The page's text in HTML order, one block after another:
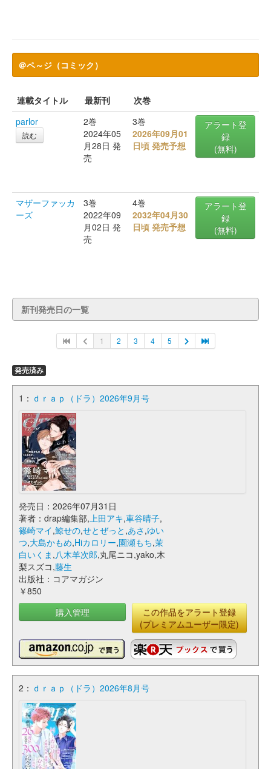
＠ペ～ジ（コミック）
連載タイトル 最新刊
次巻
parlor
読む
2巻
2024年05
月28日 発
売
3巻
2026年09月01
日頃 発売予想
アラート登
録
(無料)
マザーファッカ
ーズ
3巻
2022年09
月02日 発
売
4巻
2032年04月30
日頃 発売予想
アラート登
録
(無料)
新刊発売日の一覧
1 2 3 4 5
発売済み
1： ｄｒａｐ（ドラ）2026年9月号
発売日：2026年07月31日
著者：drap編集部,上田アキ,車谷晴子,
篠崎マイ,鯨せの,せとぜっと ,あさ ,ゆい
つ,大島かもめ,Hiカロリー,園瀬もち,茉
白いくま ,八木羊次郎,丸尾ニコ,yako,木
梨スズコ,藤生
出版社：コアマガジン
￥850
購入管理
この作品をアラート登録
(プレミアムユーザー限定)
2： ｄｒａｐ（ドラ）2026年8月号